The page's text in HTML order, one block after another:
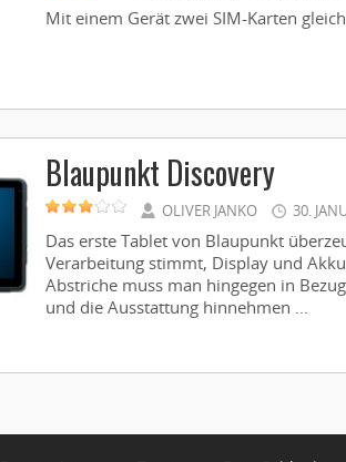
Mit einem Gerät zwei SIM-Karten
Blaupunkt Discovery
OLIVER JANKO 30.
Das erste Tablet von Blaupunkt
Verarbeitung stimmt, Display und
Abstriche muss man hingegen in
und die Ausstattung hinnehmen ...